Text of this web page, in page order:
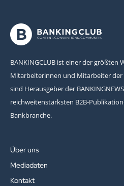
BANKINGCLUB ist einer der größten
Mitarbeiterinnen und Mitarbeiter der
sind Herausgeber der
reichweitenstärksten B2B-
Bankbranche.
Über uns
Mediadaten
Kontakt